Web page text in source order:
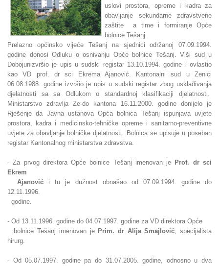
uslovi prostora, opreme i kadra za
obavljanje sekundarne zdravstvene
zaštite a time i formiranje Opće
bolnice Tešanj.
Prelazno općinsko vijeće Tešanj na sjednici održanoj 07.09.1994.
godine donosi Odluku o osnivanju Opće bolnice Tešanj. Viši sud u
Dobojunizvršio je upis u sudski registar 13.10.1994. godine i ovlastio
kao VD prof. dr sci Ekrema Ajanović. Kantonalni sud u Zenici
06.08.1988. godine izvršio je upis u sudski registar zbog usklaðivanja
djelatnosti sa sa Odlukom o standardnoj klasifikaciji djelatnosti.
Ministarstvo zdravlja Ze-do kantona 16.11.2000. godine donijelo je
Rješenje da Javna ustanova Opća bolnica Tešanj ispunjava uvjete
prostora, kadra i medicinsko-tehničke opreme i sanitarno-preventivne
uvjete za obavljanje bolničke djelatnosti. Bolnica se upisuje u poseban
registar Kantonalnog ministarstva zdravstva.
- Za prvog direktora Opće bolnice Tešanj imenovan je Prof. dr sci
Ekrem
Ajanović i tu je dužnost obnašao od 07.09.1994. godine do
12.11.1996.
godine.
- Od 13.11.1996. godine do 04.07.1997. godine za VD direktora Opće
bolnice Tešanj imenovan je Prim. dr Alija Smajlović, specijalista
hirurg.
- Od 05.07.1997. godine pa do 31.07.2005. godine, odnosno u dva